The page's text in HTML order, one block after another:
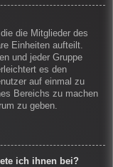
die Mitglieder des
Einheiten aufteilt.
und jeder Gruppe
es den
auf einmal zu
Bereichs zu machen
zu geben.
ich ihnen bei?